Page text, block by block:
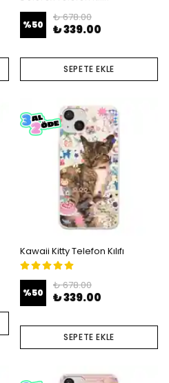
%50
₺ 678.00
₺ 339.00
SEPETE EKLE
Kawaii Kitty Telefon Kılıfı
%50
₺ 678.00
₺ 339.00
SEPETE EKLE